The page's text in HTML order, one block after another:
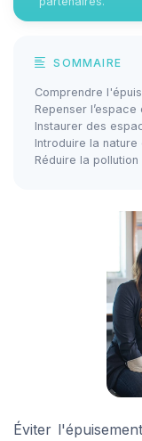
SOMMAIRE
Comprendre
Repenser l’espace
Instaurer des
Introduire la
Réduire la pollution
Éviter